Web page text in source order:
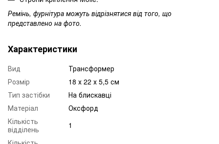
Ремінь, фурнітура можуть відрізнятися від того, що
представлено на фото.
Характеристики
Вид
Трансформер
Розмір
18 х 22 х 5,5 см
Тип застібки
На блискавці
Матеріал
Оксфорд
Кількість
відділень
1